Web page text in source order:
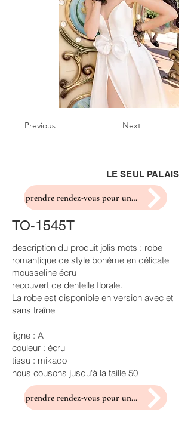
Previous Next
LE SEUL PALAIS
prendre rendez-vous pour un essayage
TO-1545T
description du produit jolis mots : robe
romantique de style bohème en délicate
mousseline écru
recouvert de dentelle florale.
La robe est disponible en version avec et
sans traîne
ligne : A
couleur : écru
tissu : mikado
nous cousons jusqu'à la taille 50
prendre rendez-vous pour un essayage